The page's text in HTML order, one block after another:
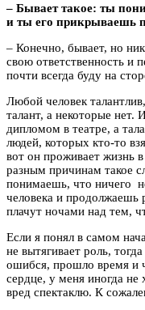
– Бывает такое: ты
и ты его прикрываешь
– Конечно, бывает, но
свою ответственность и
почти всегда буду на
Любой человек
талант, а некоторые нет.
дипломом в театре, а
людей, которых кто-то
вот он проживает жизнь
разным причинам такое
понимаешь, что ничего
человека и продолжаешь
плачут ночами над тем,
Если я понял в самом
не вытягивает роль,
ошибся, прошло время и
сердце, у меня иногда не
вред спектаклю. К